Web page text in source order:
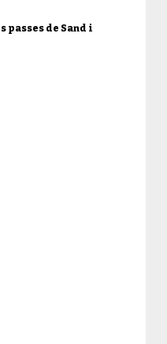
passes de Sand i